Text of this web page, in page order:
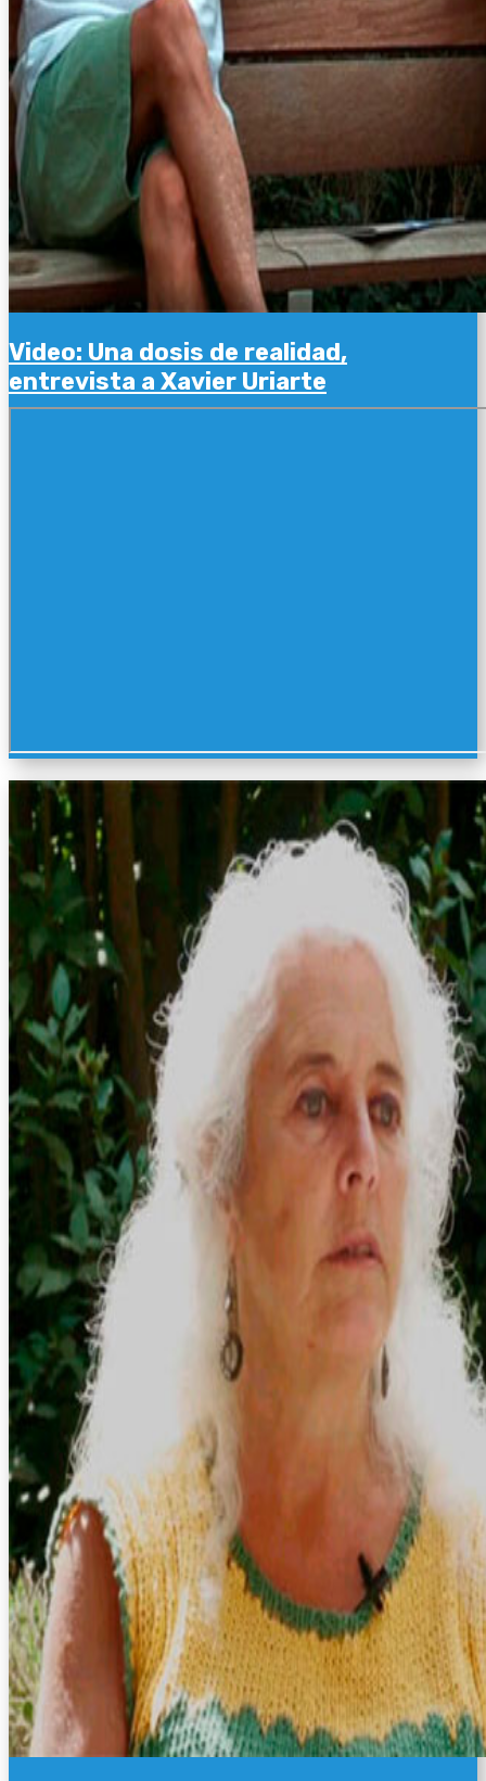
Video: Una dosis de realidad,
entrevista a Xavier Uriarte